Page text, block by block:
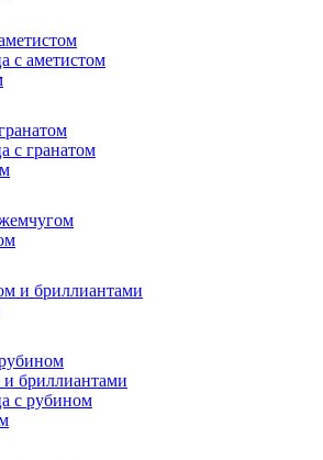
с аметистом
с гранатом
и бриллиантами
бриллиантами
с рубином